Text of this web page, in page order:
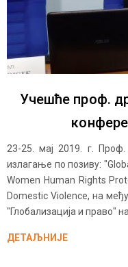
Учешће проф.
23-25. мај 2019. г.
излагање по позиву:
Women Human Rights
Domestic Violence, на
"Глобализација и право"
ДЕТАЉНИЈЕ